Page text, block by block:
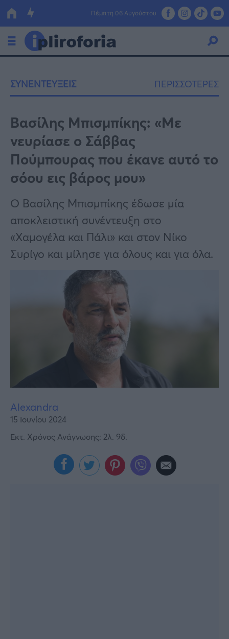
Πέμπτη 06 Αυγούστου
Οικονομία
Πολιτική
Τράπεζες
Επιδοτήσεις
Κόσμος
Lifestyle
Αθλητικά
Υγεία
Γυναίκα
ΣΥΝΕΝΤΕΥΞΕΙΣ ΠΕΡΙΣΣΟΤΕΡΕΣ
Βασίλης Μπισμπίκης: «Με
νευρίασε ο Σάββας
Πούμπουρας που έκανε αυτό το
σόου εις βάρος μου»
Ο Βασίλης Μπισμπίκης έδωσε μία
αποκλειστική συνέντευξη στο
«Χαμογέλα και Πάλι» και στον Νίκο
Συρίγο και μίλησε για όλους και για όλα.
Alexandra
15 Ιουνίου 2024
Εκτ. Χρόνος Ανάγνωσης: 2λ. 9δ.